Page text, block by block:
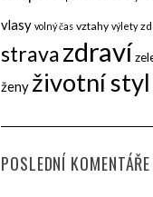
vlasy volný čas vztahy výlety
stravazdraví
ženy životní styl
POSLEDNÍ KOMENTÁŘE